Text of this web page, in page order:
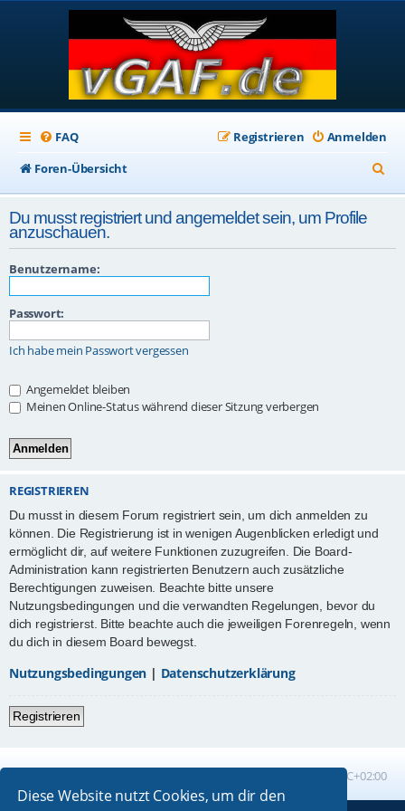
Diese Website nutzt Cookies, um dir den
FAQ Anmelden
Registrieren
Foren-Übersicht
u
h
Du musst registriert und angemeldet sein, um Profile
anzuschauen.
Benutzername:
Passwort:
Ich habe mein Passwort vergessen
Angemeldet bleiben
Meinen Online-Status während dieser Sitzung verbergen
REGISTRIEREN
Du musst in diesem Forum registriert sein, um dich anmelden zu
können. Die Registrierung ist in wenigen Augenblicken erledigt und
ermöglicht dir, auf weitere Funktionen zuzugreifen. Die Board-
Administration kann registrierten Benutzern auch zusätzliche
Berechtigungen zuweisen. Beachte bitte unsere
Nutzungsbedingungen und die verwandten Regelungen, bevor du
dich registrierst. Bitte beachte auch die jeweiligen Forenregeln, wenn
du dich in diesem Board bewegst.
Nutzungsbedingungen | Datenschutzerklärung
Registrieren
UTC+02:00